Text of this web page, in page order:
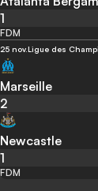
1
FDM
25 nov.Ligue des
Marseille
2
Newcastle
1
FDM